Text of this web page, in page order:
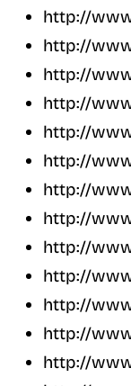
http://
http://
http://
http://
http://
http://
http://
http://
http://
http://
http://
http://
http://